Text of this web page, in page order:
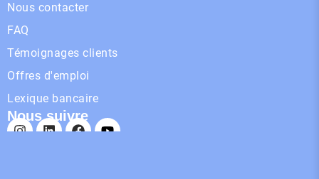
Nous contacter
FAQ
Témoignages clients
Offres d'emploi
Lexique bancaire
Nous suivre